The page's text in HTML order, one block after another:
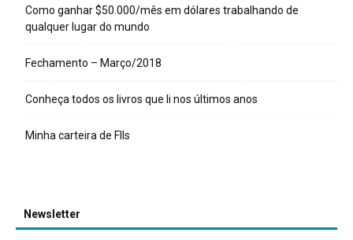
Como ganhar $50.000/mês em dólares trabalhando de
qualquer lugar do mundo
Fechamento – Março/2018
Conheça todos os livros que li nos últimos anos
Minha carteira de FIIs
Newsletter